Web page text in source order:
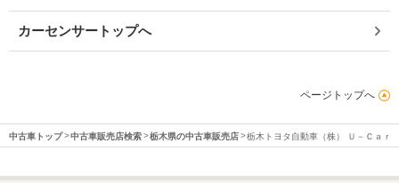
カーセンサートップへ
ページトップへ
中古車トップ 中古車販売店検索 栃木県の中古車販売店 栃木トヨタ自動車（株） Ｕ－Ｃａ